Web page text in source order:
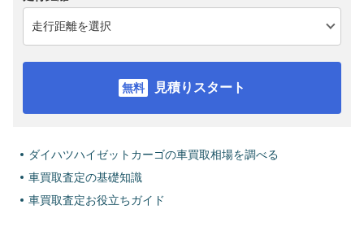
見積りスタート
ダイハツハイゼットカーゴの車買取相場を調べる
車買取査定の基礎知識
車買取査定お役立ちガイド